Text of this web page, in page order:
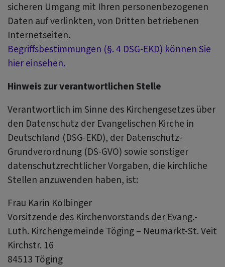
sicheren Umgang mit Ihren personenbezogenen
Daten auf verlinkten, von Dritten betriebenen
Internetseiten.
Begriffsbestimmungen (§. 4 DSG-EKD) können Sie
hier einsehen.
Hinweis zur verantwortlichen Stelle
Verantwortlich im Sinne des Kirchengesetzes über
den Datenschutz der Evangelischen Kirche in
Deutschland (DSG-EKD), der Datenschutz-
Grundverordnung (DS-GVO) sowie sonstiger
datenschutzrechtlicher Vorgaben, die kirchliche
Stellen anzuwenden haben, ist:
Frau Karin Kolbinger
Vorsitzende des Kirchenvorstands der Evang.-
Luth. Kirchengemeinde Töging – Neumarkt-St. Veit
Kirchstr. 16
84513 Töging